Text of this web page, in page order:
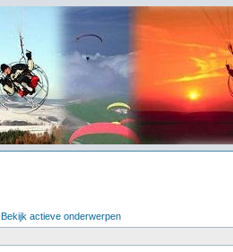
Bekijk actieve onderwerpen